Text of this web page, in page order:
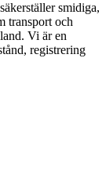
smidiga,
transport och
Vi är en
registrering